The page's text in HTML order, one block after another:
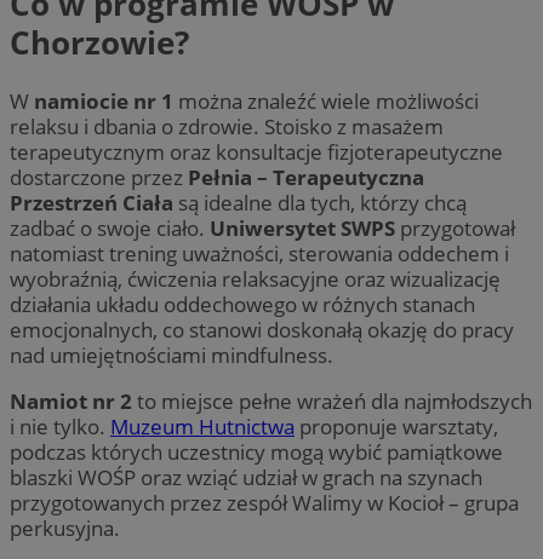
Chorzowie?
W namiocie nr 1 można znaleźć wiele możliwości
relaksu i dbania o zdrowie. Stoisko z masażem
terapeutycznym oraz konsultacje fizjoterapeutyczne
dostarczone przez Pełnia – Terapeutyczna
Przestrzeń Ciała są idealne dla tych, którzy chcą
zadbać o swoje ciało. Uniwersytet SWPS przygotował
natomiast trening uważności, sterowania oddechem i
wyobraźnią, ćwiczenia relaksacyjne oraz wizualizację
działania układu oddechowego w różnych stanach
emocjonalnych, co stanowi doskonałą okazję do pracy
nad umiejętnościami mindfulness.
Namiot nr 2 to miejsce pełne wrażeń dla najmłodszych
i nie tylko. Muzeum Hutnictwa proponuje warsztaty,
podczas których uczestnicy mogą wybić pamiątkowe
blaszki WOŚP oraz wziąć udział w grach na szynach
przygotowanych przez zespół Walimy w Kocioł – grupa
perkusyjna.